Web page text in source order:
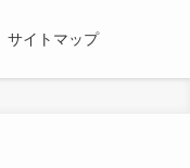
サイトマップ